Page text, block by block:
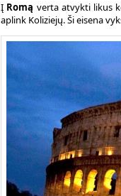
Į Romą verta atvykti likus
aplink Koliziejų. Ši eisena